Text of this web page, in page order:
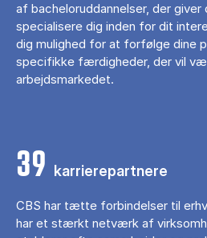
af bacheloruddannelser, der giver
specialisere dig inden for dit
dig mulighed for at forfølge dine
specifikke færdigheder, der vil
arbejdsmarkedet.
39 karrierepartnere
CBS har tætte forbindelser til
har et stærkt netværk af